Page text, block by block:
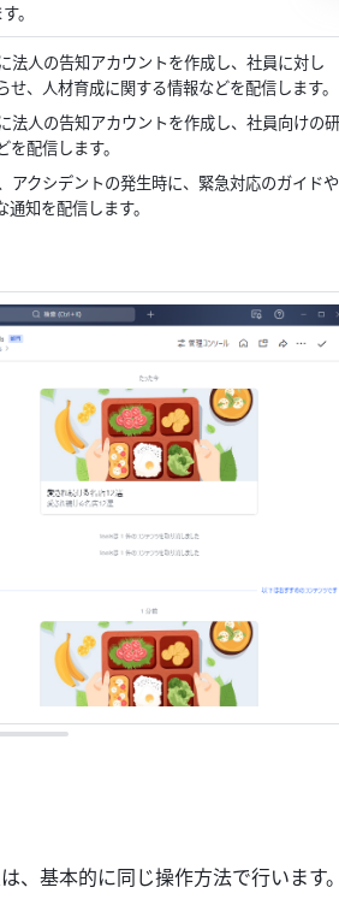
。
法人の告知アカウントを作成し、社員に対し
、人材育成に関する情報などを配信します。
法人の告知アカウントを作成し、社員向けの研
配信します。
アクシデントの発生時に、緊急対応のガイドや
知を配信します。
、基本的に同じ操作方法で行います